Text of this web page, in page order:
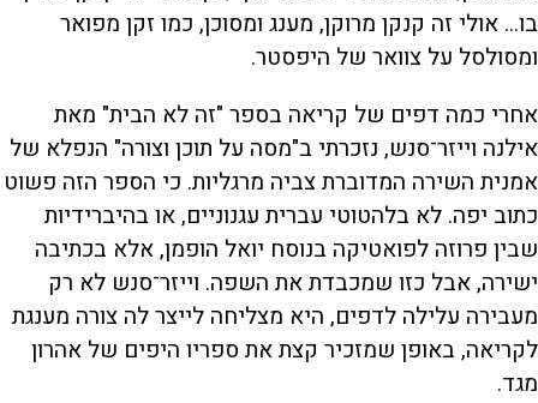
בו... אולי זה קנקן מרוקן, מענג ומסוכן, כמו זקן מפואר
ומסולסל על צוואר של היפסטר.
אחרי כמה דפים של קריאה בספר "זה לא הבית" מאת
אילנה וייזר־סנש, נזכרתי ב"מסה על תוכן וצורה" הנפלא של
אמנית השירה המדוברת צביה מרגליות. כי הספר הזה פשוט
כתוב יפה. לא בלהטוטי עברית עגנוניים, או בהיברידיות
שבין פרוזה לפואטיקה בנוסח יואל הופמן, אלא בכתיבה
ישירה, אבל כזו שמכבדת את השפה. וייזר־סנש לא רק
מעבירה עלילה לדפים, היא מצליחה לייצר לה צורה מענגת
לקריאה, באופן שמזכיר קצת את ספריו היפים של אהרון
מגד.